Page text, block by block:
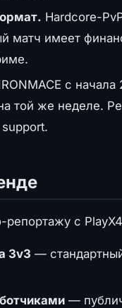
Hardcore-
матч имеет
с
той же неделе.
репортажу с
3v3 —
—